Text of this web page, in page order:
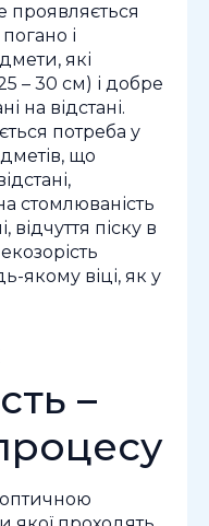
проявляється
і
які
– 30 см) і добре
на відстані.
потреба у
що
стомлюваність
відчуття піску в
якому віці, як у
–